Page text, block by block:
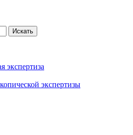
экспертиза
экспертизы